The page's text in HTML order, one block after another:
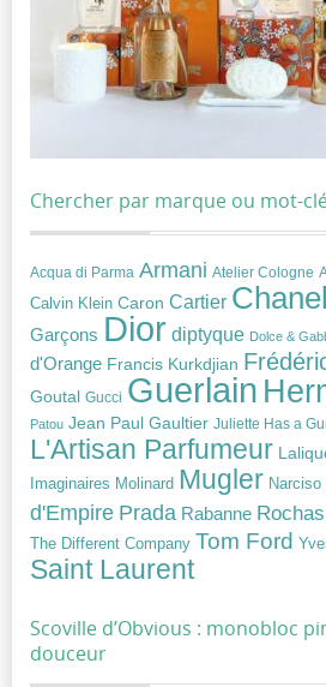
Chercher par marque ou mot-
Acqua di Parma Armani Atelier Cologne
Calvin Klein Caron Cartier Chanel
Garçons Dior diptyque Dolce &
d'Orange Francis Kurkdjian
Goutal Gucci Guerlain
Patou Jean Paul Gaultier Juliette Has a
L'Artisan Parfumeur
Imaginaires Molinard Mugler Narciso
d'Empire Prada Rabanne Rochas
The Different Company Tom Ford
Saint Laurent
Scoville d’Obvious : monobloc
douceur